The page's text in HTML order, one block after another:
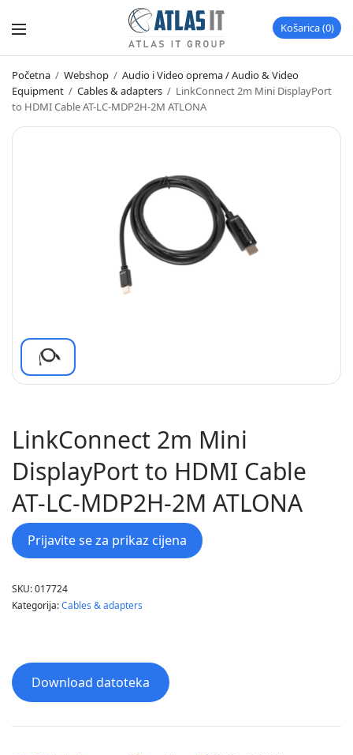
Košarica 0
Početna / Webshop / Audio i Video oprema / Audio & Video
Equipment / Cables & adapters / LinkConnect 2m Mini DisplayPort
to HDMI Cable AT-LC-MDP2H-2M ATLONA
LinkConnect 2m Mini
DisplayPort to HDMI Cable
AT-LC-MDP2H-2M ATLONA
Prijavite se za prikaz cijena
SKU:017724
Kategorija:Cables & adapters
Download datoteka